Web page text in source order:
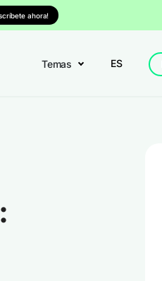
ahora!
Temas ES